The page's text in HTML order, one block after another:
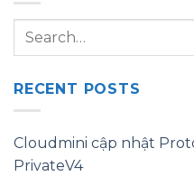
RECENT POSTS
Cloudmini cập nhật
PrivateV4